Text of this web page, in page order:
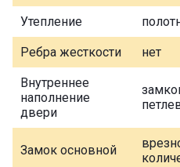
Утепление
Ребра жесткости нет
Внутреннее
наполнение
двери
Замок основной